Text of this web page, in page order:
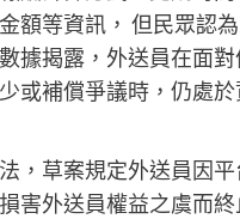
額等資訊， 但民眾認
據揭露，外送員在面對
或補償爭議時，仍處
，草案規定外送員因
害外送員權益之虞而